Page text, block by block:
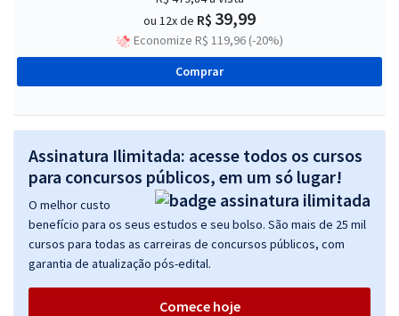
ou 12x de R$ 39,99
Economize R$ 119,96 (-20%)
Comprar
Assinatura Ilimitada: acesse todos os cursos
para concursos públicos, em um só lugar!
O melhor custo
benefício para os seus estudos e seu bolso. São mais de 25 mil
cursos para todas as carreiras de concursos públicos, com
garantia de atualização pós-edital.
Comece hoje